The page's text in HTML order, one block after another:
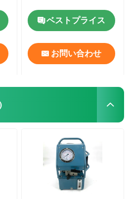
ベストプライス
お問い合わせ